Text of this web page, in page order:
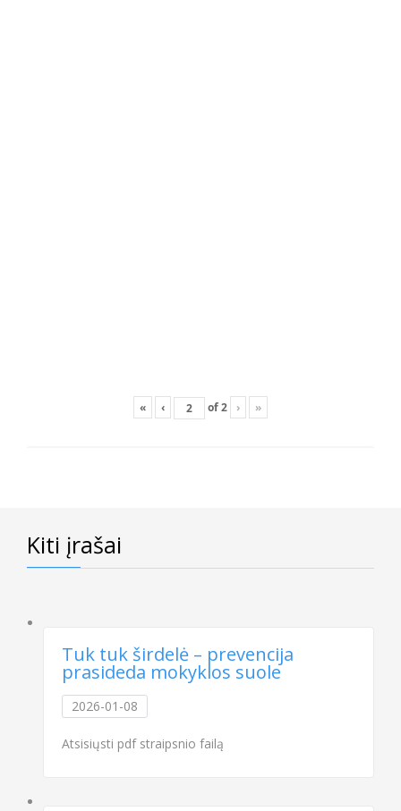
« ‹ of2 › »
Kiti įrašai
Tuk tuk širdelė – prevencija
prasideda mokyklos suole
2026-01-08
Atsisiųsti pdf straipsnio failą